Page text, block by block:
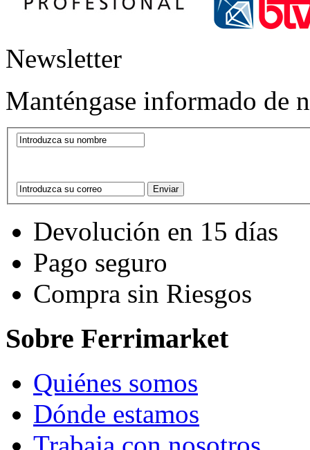
Newsletter
Manténgase informado de
Devolución en 15 días
Pago seguro
Compra sin Riesgos
Sobre Ferrimarket
Quiénes somos
Dónde estamos